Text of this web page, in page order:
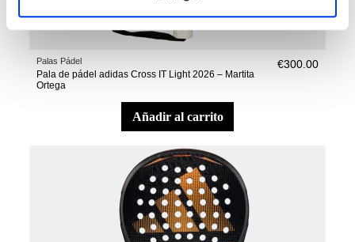
Palas Pádel
Pala de pádel adidas Cross IT Light 2026 – Martita
Ortega
€300.00
añadir al carrito